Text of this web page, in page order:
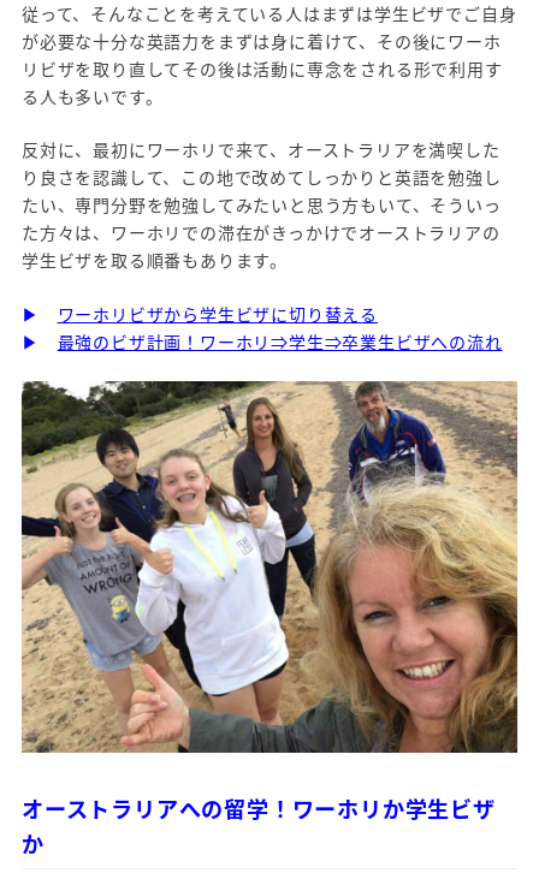
従って、そんなことを考えている人はまずは学生ビザでご自身
が必要な十分な英語力をまずは身に着けて、その後にワーホ
リビザを取り直してその後は活動に専念をされる形で利用す
る人も多いです。
反対に、最初にワーホリで来て、オーストラリアを満喫した
り良さを認識して、この地で改めてしっかりと英語を勉強し
たい、専門分野を勉強してみたいと思う方もいて、そういっ
た方々は、ワーホリでの滞在がきっかけでオーストラリアの
学生ビザを取る順番もあります。
▶
ワーホリビザから学生ビザに切り替える
▶
最強のビザ計画！ワーホリ⇒学生⇒卒業生ビザへの流れ
オーストラリアへの留学！ワーホリか学生ビザ
か